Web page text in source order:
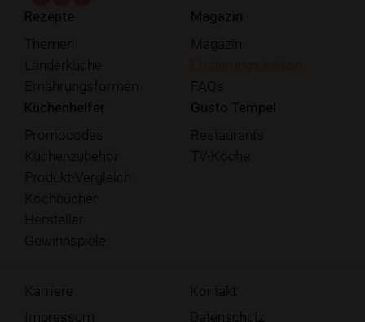
Rezepte
Themen
Länderküche
Ernährungsformen
Magazin
Magazin
FAQs
Küchenhelfer
Promocodes
Küchenzubehör
Produkt-Vergleich
Kochbücher
Hersteller
Gewinnspiele
Gusto Tempel
Restaurants
TV-Köche
Karriere
Kontakt
Impressum
Datenschutz